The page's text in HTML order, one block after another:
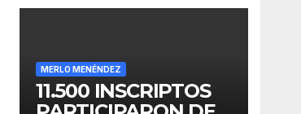
MERLO MENÉNDEZ
11.500 INSCRIPTOS